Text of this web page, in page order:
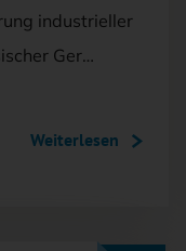
industrieller
Ger…
Weiterlesen